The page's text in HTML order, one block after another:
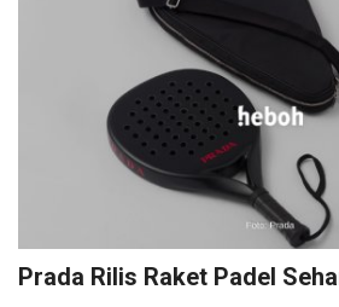
Prada Rilis Raket Padel